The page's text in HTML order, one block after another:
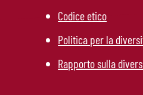
Codice etico
Politica per la
Rapporto sulla